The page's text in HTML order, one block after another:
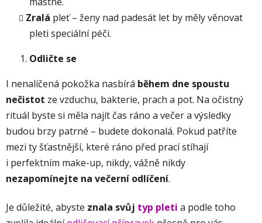
Zralá pleť – ženy nad padesát let by měly věnovat
pleti speciální péči.
Odličte se
I nenalíčená pokožka nasbírá během dne spoustu
nečistot ze vzduchu, bakterie, prach a pot. Na očistný
rituál byste si měla najít čas ráno a večer a výsledky
budou brzy patrné – budete dokonalá. Pokud patříte
mezi ty šťastnější, které ráno před prací stíhají
i perfektním make-up, nikdy, vážně nikdy
nezapomínejte na večerní odlíčení.
Je důležité, abyste znala svůj typ pleti a podle toho